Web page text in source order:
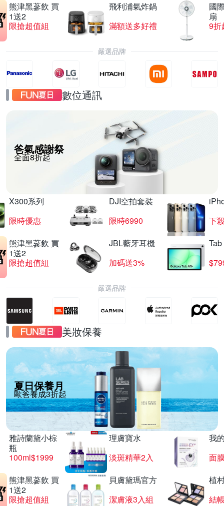
熊津黑蔘飲 買
1送2
限搶超值組
飛利浦氣炸鍋
滿額送多好禮
國
扇
9折
嚴選品牌
數位通訊
爸氣感謝祭
全面8折起
X300系列
限時優惠
DJI空拍套裝
限時6990
下
熊津黑蔘飲 買
1送2
限搶超值組
JBL藍牙耳機
加碼送3%
嚴選品牌
美妝保養
夏日保養月
歐爸養成3折起
雅詩蘭黛小棕
瓶
100ml$1999
理膚寶水
淡斑精華2入
我
面
熊津黑蔘飲 買
1送2
限搶超值組
貝膚黛瑪官方
潔膚液3入組
植
結